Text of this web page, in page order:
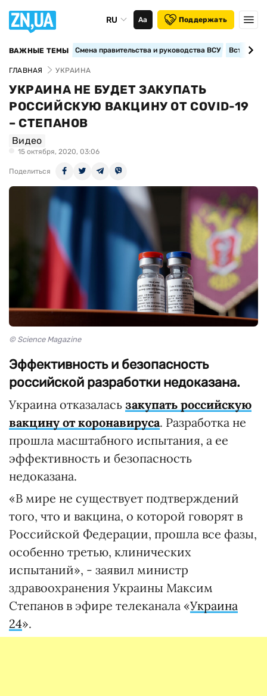
RU Аа Поддержать
ВАЖНЫЕ ТЕМЫ Смена правительства и руководства ВСУ
ГЛАВНАЯ УКРАИНА
УКРАИНА НЕ БУДЕТ ЗАКУПАТЬ
РОССИЙСКУЮ ВАКЦИНУ ОТ COVID-19
– СТЕПАНОВ
Видео
15 октября, 2020, 03:06
Поделиться
© Science Magazine
Эффективность и безопасность
российской разработки недоказана.
Украина отказалась закупать российскую
вакцину от коронавируса. Разработка не
прошла масштабного испытания, а ее
эффективность и безопасность
недоказана.
«В мире не существует подтверждений
того, что и вакцина, о которой говорят в
Российской Федерации, прошла все фазы,
особенно третью, клинических
испытаний», - заявил министр
здравоохранения Украины Максим
Степанов в эфире телеканала «Украина
24».